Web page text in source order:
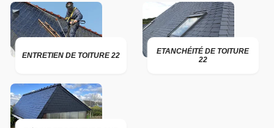
ENTRETIEN DE TOITURE 22
ETANCHÉITÉ DE TOITURE
22